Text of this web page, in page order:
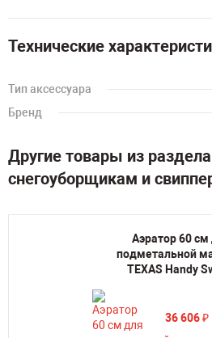
Технические
Тип аксессуара
Бренд
Другие товары из
снегоуборщикам и
Аэратор 60 см
подметальной
TEXAS Handу
36 606₽